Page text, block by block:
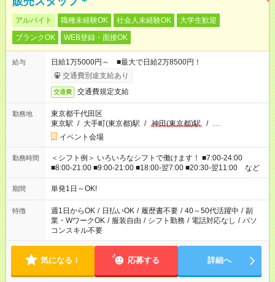
アルバイト 職種未経験OK 社会人未経験OK
大学生歓迎
ブランクOK
WEB登録・面接OK
給与
日給1万5000円～ ■最大で日給2万8500円！
交通費別途支給あり
交通費 交通費規定支給
勤務地
東京都千代田区
東京駅 / 大手町(東京都)駅 / 神田(東京都)駅 / …
イベント会場
勤務時間
＜シフト例＞ いろいろなシフトで働けます！ ■7:00-24:00
■8:00-21:00 ■9:00-21:00 ■18:00-翌7:00 ■20:30-翌11:00 など
期間 単発1日～OK!
特徴 週1日からOK / 日払いOK / 履歴書不要 / 40～50代活躍中 / 副
業・WワークOK / 服装自由 / シフト勤務 / 電話対応なし / パソ
コンスキル不要
気になる！ 応募する 詳細へ